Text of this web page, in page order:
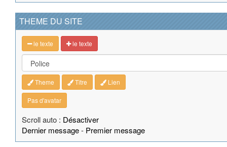
THEME DU SITE
le texte le texte
Theme Titre Lien
Pas d'avatar
Scroll auto : Désactiver
Dernier message- Premier message